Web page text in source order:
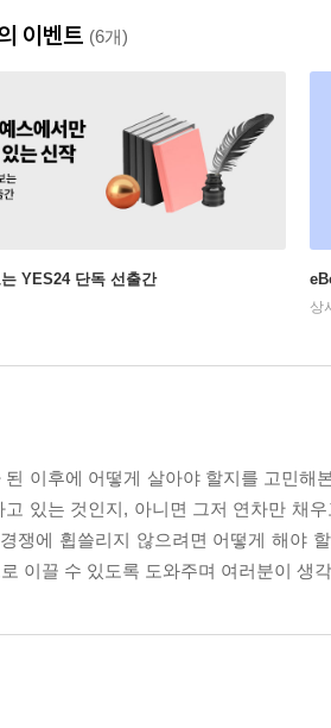
이벤트 (6개)
YES24 단독 선출간
상
된 이후에 어떻게 살아야 할지를 고민해
고 있는 것인지, 아니면 그저 연차만 채
쟁에 휩쓸리지 않으려면 어떻게 해야
이끌 수 있도록 도와주며 여러분이 생